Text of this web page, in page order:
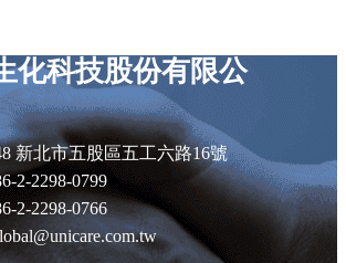
化科技股份有限公
新北市五股區五工六路16號
2-2298-0799
2-2298-0766